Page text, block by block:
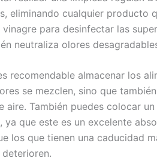
eliminando cualquier producto
vinagre para desinfectar las
neutraliza olores
recomendable almacenar los
se mezclen, sino que
aire. También puedes colocar
que este es un excelente
los que tienen una caducidad